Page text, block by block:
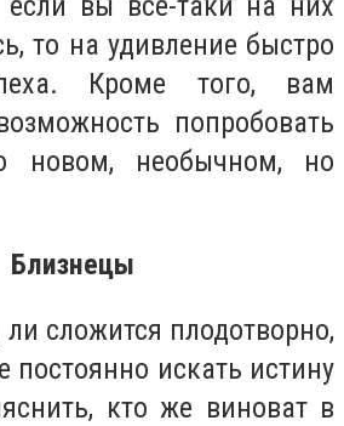
то на удивление быстро
Кроме того, вам
попробовать
новом, необычном, но
Близнецы
сложится плодотворно,
постоянно искать истину
кто же виноват в